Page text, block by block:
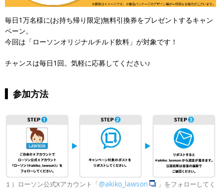
毎日1万名様に(お持ち帰り限定)無料引換券をプレゼントするキャン
ペーン。
今回は「ローソンオリジナルチルド飲料」が対象です！
チャンスは毎日1回。気軽に応募してください♪
参加方法
１）ローソン公式Xアカウント「@akiko_lawson
」をフォローしてく